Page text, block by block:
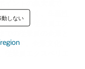
動しない
ントの集大成で
けでなく、生産性
慮です。
の従業員の企業と
ます。企業文化、
業員エクスペリエ